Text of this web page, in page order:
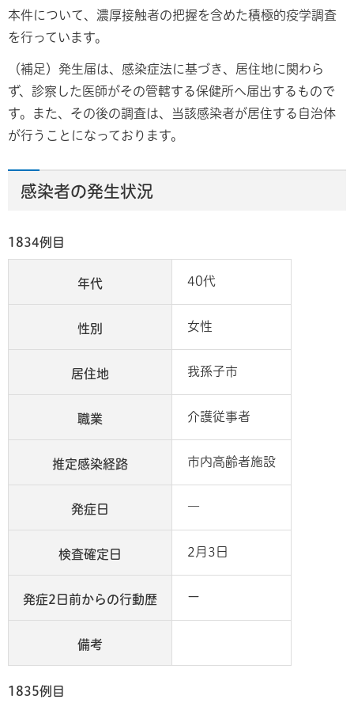
本件について、濃厚接触者の把握を含めた積極的疫学調査
を行っています。
（補足）発生届は、感染症法に基づき、居住地に関わら
ず、診察した医師がその管轄する保健所へ届出するもので
す。また、その後の調査は、当該感染者が居住する自治体
が行うことになっております。
感染者の発生状況
1834例目
年代 40代
性別 女性
居住地 我孫子市
職業 介護従事者
推定感染経路 市内高齢者施設
発症日 ―
検査確定日 2月3日
発症2日前からの行動歴 ー
備考
1835例目